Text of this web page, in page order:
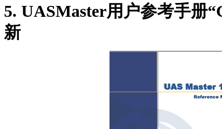
5. UASMaster用户参考手册“
新